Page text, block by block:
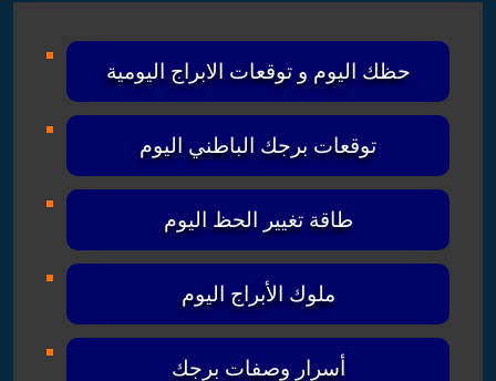
حظك اليوم و توقعات الابراج اليومية
توقعات برجك الباطني اليوم
طاقة تغيير الحظ اليوم
ملوك الأبراج اليوم
أسرار وصفات برجك